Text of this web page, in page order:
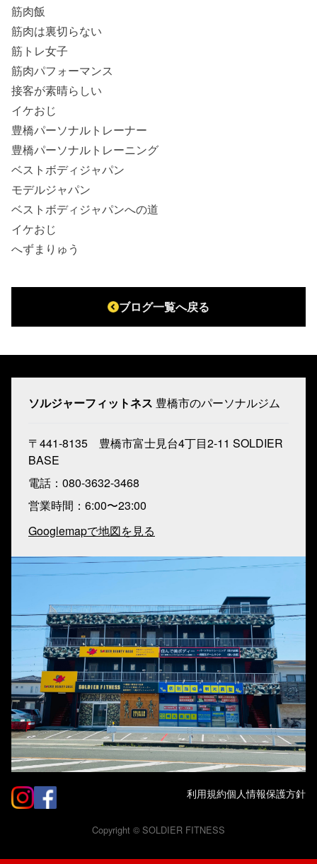
筋肉飯
筋肉は裏切らない
筋トレ女子
筋肉パフォーマンス
接客が素晴らしい
イケおじ
豊橋パーソナルトレーナー
豊橋パーソナルトレーニング
ベストボディジャパン
モデルジャパン
ベストボディジャパンへの道
イケおじ
へずまりゅう
ブログ一覧へ戻る
ソルジャーフィットネス 豊橋市のパーソナルジム
〒441-8135 豊橋市富士見台4丁目2-11 SOLDIER
BASE
電話：080-3632-3468
営業時間：6:00〜23:00
Googlemapで地図を見る
利用規約個人情報保護方針
Copyright © SOLDIER FITNESS